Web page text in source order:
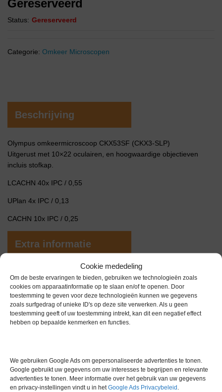
Cookie mededeling
Om de beste ervaringen te bieden, gebruiken we technologieën zoals
cookies om apparaatinformatie op te slaan en/of te openen. Door
toestemming te geven voor deze technologieën kunnen we gegevens
zoals surfgedrag of unieke ID's op deze site verwerken. Als u geen
toestemming geeft of uw toestemming intrekt, kan dit een negatief effect
hebben op bepaalde kenmerken en functies.
We gebruiken Google Ads om gepersonaliseerde advertenties te tonen.
Google gebruikt uw gegevens om uw interesses te begrijpen en relevante
advertenties te tonen. Meer informatie over het gebruik van uw gegevens
en privacy-instellingen vindt u in hetGoogle Ads Privacybeleid .
Gereserveerd
Status: Gereserveerd
Categorie: Omkeer Microscopen
Beschrijving
Olympus omkeermicroscoop CKX53SF (CKX3-SLP)
Uitgerust met 10×22 oculairen, en hoogwaardige objectieven
incluis stofkap.
LCACHN 40x IPC / 0,55
UPlan 4x IPC / 0,13
CACHN 10x IPC / 0,25
Extra informatie
Gewicht 0,0 kg
Merk Olympus
Conditie Gebruikt in goede conditie